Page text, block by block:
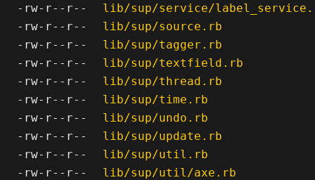
-rw-r--r--
lib/sup/service/
-rw-r--r--
lib/sup/source.rb
-rw-r--r--
lib/sup/tagger.rb
-rw-r--r--
lib/sup/textfield.rb
-rw-r--r--
lib/sup/thread.rb
-rw-r--r--
lib/sup/time.rb
-rw-r--r--
lib/sup/undo.rb
-rw-r--r--
lib/sup/update.rb
-rw-r--r--
lib/sup/util.rb
-rw-r--r--
lib/sup/util/axe.rb